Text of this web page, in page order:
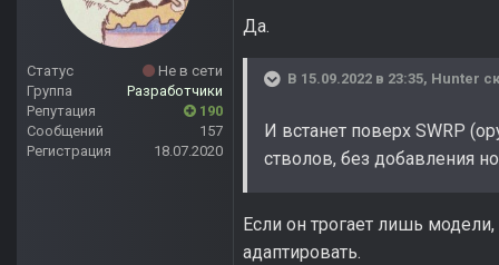
Статус
Не в сети
Группа
Разработчики
Репутация
190
Сообщений
157
Регистрация
18.07.2020
Да.
В 15.09.2022 в 23:35, Hunter
И встанет поверх SWRP
стволов, без добавления
Если он трогает лишь
адаптировать.